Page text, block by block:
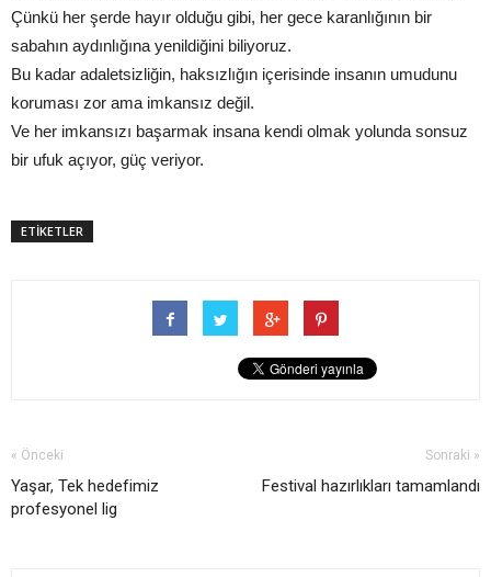
Çünkü her şerde hayır olduğu gibi, her gece karanlığının bir
sabahın aydınlığına yenildiğini biliyoruz.
Bu kadar adaletsizliğin, haksızlığın içerisinde insanın umudunu
koruması zor ama imkansız değil.
Ve her imkansızı başarmak insana kendi olmak yolunda sonsuz
bir ufuk açıyor, güç veriyor.
ETİKETLER
« Önceki
Yaşar, Tek hedefimiz
profesyonel lig
Sonraki »
Festival hazırlıkları tamamlandı